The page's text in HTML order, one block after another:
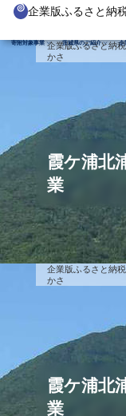
企業版ふるさと納
寄附対象事業 茨城県のご紹介 企
企業版ふるさと納
制度の概要
企業版ふるさと納
寄附をいただいた企
寄附対象事業のご
新しい豊かさを推
新しい安心安全を推
新しい人財育成を
新しい夢・希望を
事業検索フォーム
茨城県のご紹介
茨城のポテンシャル
「新しい茨城」へ
寄附をいただいた
令和7年度寄附企業
令和6年度寄附企業
令和5年度寄附企業
令和3年度寄附企業
令和2年度寄附企業
企業版ふるさと納
かさ
霞ケ浦北
業
企業版ふるさと納
かさ
霞ケ浦北
業